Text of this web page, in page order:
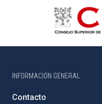
INFORMACIÓN GENERAL
Contacto